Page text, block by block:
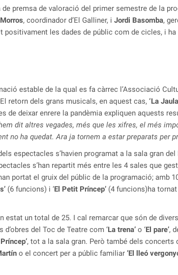
premsa de valoració del primer semestre de la
, coordinador d’El Galliner, i Jordi Basomba,
les dades de públic com de cicles, i
estable de la qual es fa càrrec l’Associació
El retorn dels grans musicals, en aquest cas, ‘La
de deixar enrere la pandèmia expliquen aquests
dit altres vegades, més que les xifres, el més
no ha quedat. Ara ja tornem a estar preparats per
espectacles s’havien programat a la sala gran
s’han repartit més entre les 4 sales que
portat el gruix del públic de la programació; amb
(6 funcions) i ‘El Petit Príncep’ (4 funcions)ha
estat un total de 25. I cal remarcar que són de
del Toc de Teatre com ‘La trena’ o ‘El pare’,
, tot a la sala gran. Però també dels concerts
o el concert per a públic familiar ’El lleó